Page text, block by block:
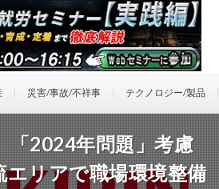
災害/事故/不祥事 テクノロジー/製品
「2024年問題」考慮
エリアで職場環境整備